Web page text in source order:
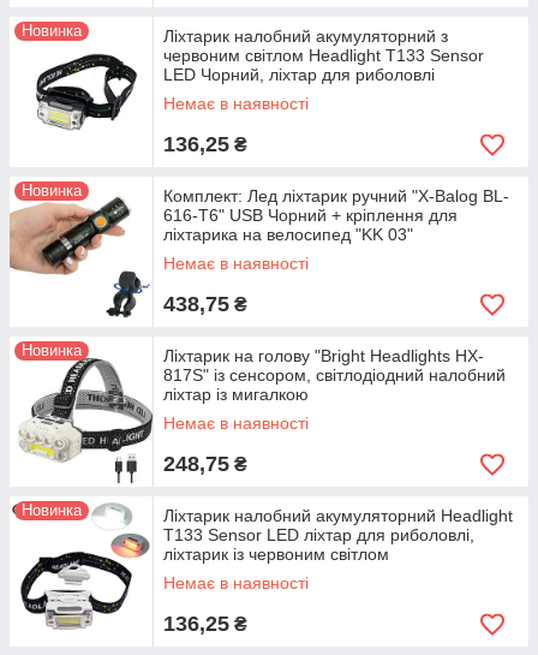
Новинка
Ліхтарик налобний акумуляторний з
червоним світлом Headlight T133 Sensor
LED Чорний, ліхтар для риболовлі
Немає в наявності
136,25 ₴
Новинка
Комплект: Лед ліхтарик ручний "X-Balog BL-
616-T6" USB Чорний + кріплення для
ліхтарика на велосипед "KK 03"
Немає в наявності
438,75 ₴
Новинка
Ліхтарик на голову "Bright Headlights HX-
817S" із сенсором, світлодіодний налобний
ліхтар із мигалкою
Немає в наявності
248,75 ₴
Новинка
Ліхтарик налобний акумуляторний Headlight
T133 Sensor LED ліхтар для риболовлі,
ліхтарик із червоним світлом
Немає в наявності
136,25 ₴